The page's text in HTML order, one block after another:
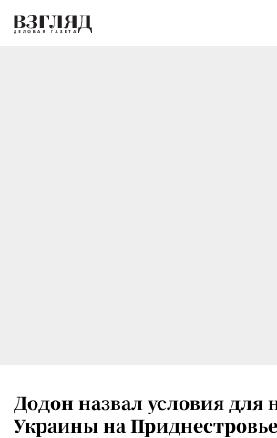
Додон назвал условия для
Украины на Приднестровье